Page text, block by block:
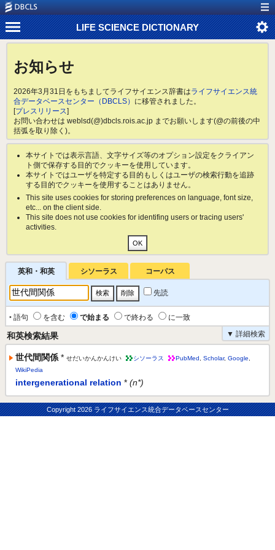
LIFE SCIENCE DICTIONARY
お知らせ
2026年3月31日をもちましてライフサイエンス辞書はライフサイエンス統
合データベースセンター（DBCLS） に移管されました。
[プレスリリース]
お問い合わせは weblsd(@)dbcls.rois.ac.jp までお願いします(@の前後の中
括弧を取り除く)。
本サイトでは表示言語、文字サイズ等のオプション設定をクライアン
ト側で保存する目的でクッキーを使用しています。
本サイトではユーザを特定する目的もしくはユーザの検索行動を追跡
する目的でクッキーを使用することはありません。
This site uses cookies for storing preferences on language, font size,
etc... on the client side.
This site does not use cookies for identifing users or tracing users'
activities.
英和・和英 シソーラス コーパス
先読
‣ 語句 を含む で始まる で終わる
に一致
▼ 詳細検索
和英検索結果
世代間関係 * せだいかんかんけい シソーラス PubMed Scholar, Google
WikiPedia
intergenerational relation * (n*)
Copyright2026 ライフサイエンス統合データベースセンター